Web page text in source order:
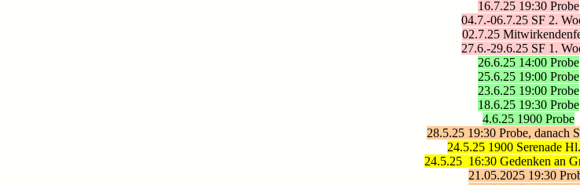
16.7.25 19:30 Probe
04.7.-06.7.25 SF 2.
02.7.25
27.6.-29.6.25 SF 1.
26.6.25 14:00 Probe
25.6.25 19:00 Probe
23.6.25 19:00 Probe
18.6.25 19:30 Probe
4.6.25 1900 Probe
28.5.25 19:30 Probe, danach
24.5.25 1900 Serenade
24.5.25 16:30 Gedenken an
21.05.2025 19:30